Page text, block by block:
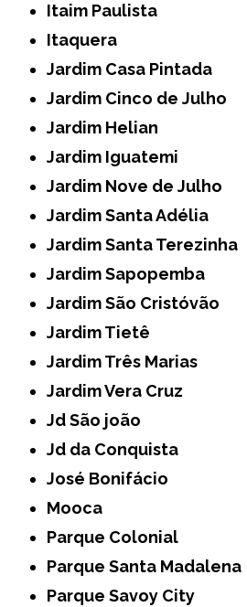
Itaim Paulista
Itaquera
Jardim Casa Pintada
Jardim Cinco de Julho
Jardim Helian
Jardim Iguatemi
Jardim Nove de Julho
Jardim Santa Adélia
Jardim Santa Terezinha
Jardim Sapopemba
Jardim São Cristóvão
Jardim Tietê
Jardim Três Marias
Jardim Vera Cruz
Jd São joão
Jd da Conquista
José Bonifácio
Mooca
Parque Colonial
Parque Santa Madalena
Parque Savoy City